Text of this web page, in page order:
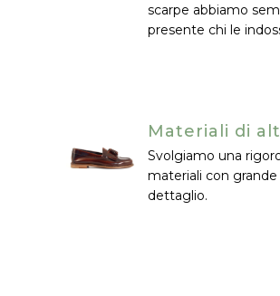
scarpe abbiamo
presente chi le
Materiali di
Svolgiamo una
materiali con grande
dettaglio.